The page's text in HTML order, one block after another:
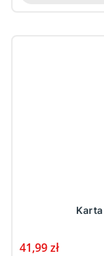
Cena
41,99 zł